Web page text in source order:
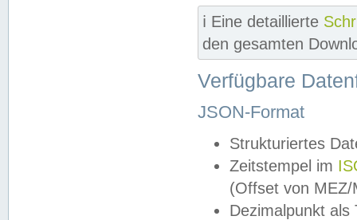
ℹ️ Eine detaillierte
den gesamten
Verfügbare
JSON-Format
Strukturiertes
Zeitstempel im
(Offset von MEZ/
Dezimalpunkt als